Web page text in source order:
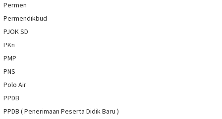
Permen
Permendikbud
PJOK SD
PKn
PMP
PNS
Polo Air
PPDB
PPDB ( Penerimaan Peserta Didik Baru )